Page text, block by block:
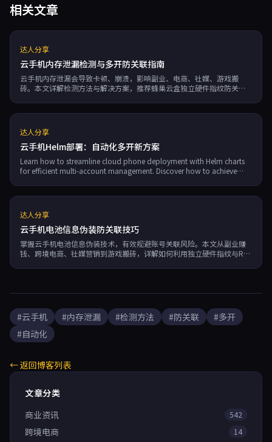
相关文章
达人分享
云手机内存泄漏检测与多开防关联指南
云手机内存泄漏会导致卡顿、崩溃，影响副业、电商、社媒、游戏搬
砖。本文详解检测方法与解决方案，推荐蜂巢云盒独立硬件指纹防关
达人分享
云手机Helm部署：自动化多开新方案
Learn how to streamline cloud phone deployment with Helm charts
for efficient multi-account management. Discover how to achieve
达人分享
云手机电池信息伪装防关联技巧
掌握云手机电池信息伪装技术，有效规避账号关联风险。本文从副业赚
钱、跨境电商、社媒营销到游戏搬砖，详解如何利用独立硬件指纹与RPA
#云手机 #内存泄漏 #检测方法 #防关联
#多开
#自动化
← 返回博客列表
文章分类
商业资讯
542
跨境电商 14